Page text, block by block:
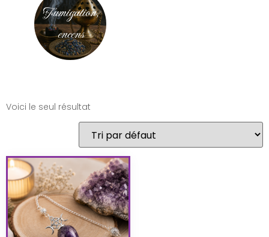
Fumigation,
encens
Voici le seul résultat